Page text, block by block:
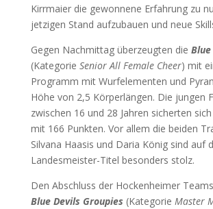
Kirrmaier die gewonnene Erfahrung zu
jetzigen Stand aufzubauen und neue
Gegen Nachmittag überzeugten die Blue
(Kategorie Senior All Female Cheer) mit
Programm mit Wurfelementen und
Höhe von 2,5 Körperlängen. Die jungen
zwischen 16 und 28 Jahren sicherten
mit 166 Punkten. Vor allem die beiden
Silvana Haasis und Daria König sind auf
Landesmeister-Titel besonders stolz.
Den Abschluss der Hockenheimer
Blue Devils Groupies (Kategorie Master